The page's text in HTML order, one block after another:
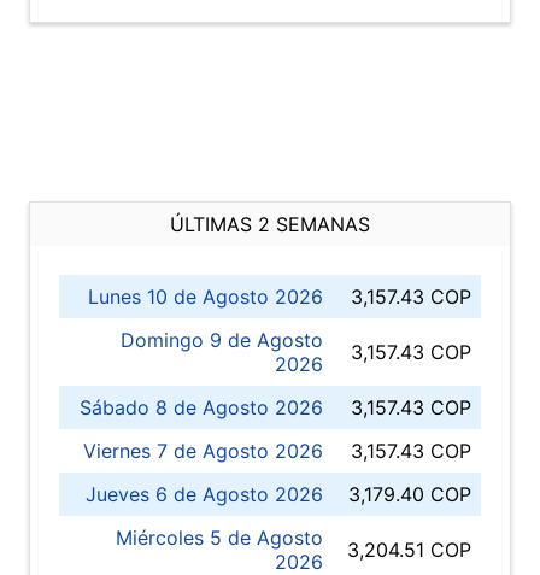
ÚLTIMAS 2 SEMANAS
Lunes 10 de Agosto 2026
3,157.43 COP
Domingo 9 de Agosto
2026
3,157.43 COP
Sábado 8 de Agosto 2026
3,157.43 COP
Viernes 7 de Agosto 2026
3,157.43 COP
Jueves 6 de Agosto 2026
3,179.40 COP
Miércoles 5 de Agosto
2026
3,204.51 COP